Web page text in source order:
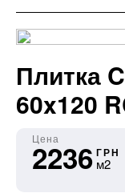
Плитка
60x120
Цена
2236 ГРН
м2